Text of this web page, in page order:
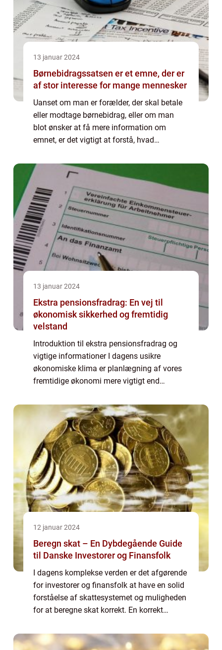
13 januar 2024
Børnebidragssatsen er et emne, der er
af stor interesse for mange mennesker
Uanset om man er forælder, der skal betale
eller modtage børnebidrag, eller om man
blot ønsker at få mere information om
emnet, er det vigtigt at forstå, hvad
artikel vil vi uddybe og præsentere en
dybdegående fo...
13 januar 2024
Ekstra pensionsfradrag: En vej til
økonomisk sikkerhed og fremtidig
velstand
Introduktion til ekstra pensionsfradrag og
vigtige informationer I dagens usikre
økonomiske klima er planlægning af vores
fremtidige økonomi mere vigtigt end
metoder til at opbygge en solid grund til
fremtidig ...
12 januar 2024
Beregn skat – En Dybdegående Guide
til Danske Investorer og Finansfolk
I dagens komplekse verden er det afgørende
for investorer og finansfolk at have en solid
forståelse af skattesystemet og muligheden
for at beregne skat korrekt. En korrekt
på din økonomi og afgøre, hvor meg...